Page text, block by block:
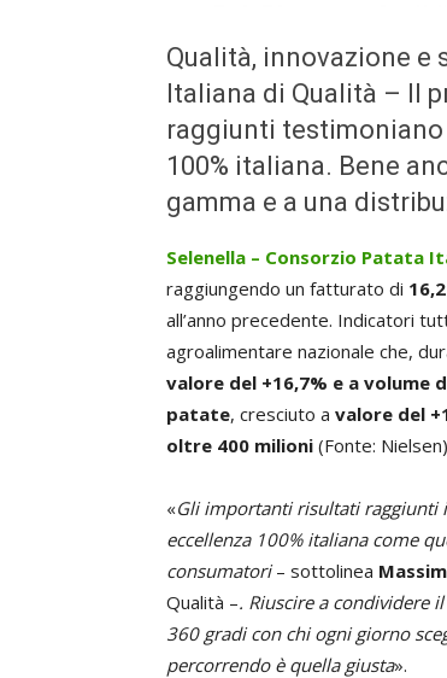
Qualità, innovazione
Italiana di Qualità – Il
raggiunti
100% italiana. Bene
gamma e a una
Selenella – Consorzio Patata
raggiungendo un fatturato di
all’anno precedente. Indicatori
agroalimentare nazionale che,
valore del +16,7% e a volume
patate, cresciuto a valore del
oltre 400 milioni (Fonte:
«Gli importanti risultati raggiunti
eccellenza 100% italiana come
consumatori– sottolinea
Qualità –. Riuscire a condividere
360 gradi con chi ogni giorno
percorrendo è quella giusta».